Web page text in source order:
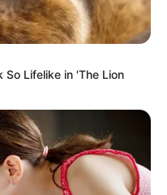
regalado dan
So Lifelike in 'The Lion